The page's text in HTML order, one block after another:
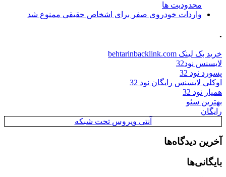
محدودیت ها
واردات خودروی صفر برای اشخاص حقیقی ممنوع شد
.
خرید بک لینک behtarinbacklink.com
لایسنس نود32
پسورد نود 32
اوکلی لایسنس رایگان نود 32
همیار نود 32
بهترین سئو
رایگان
آنتی ویروس تحت شبکه
آخرین دیدگاه‌ها
بایگانی‌ها